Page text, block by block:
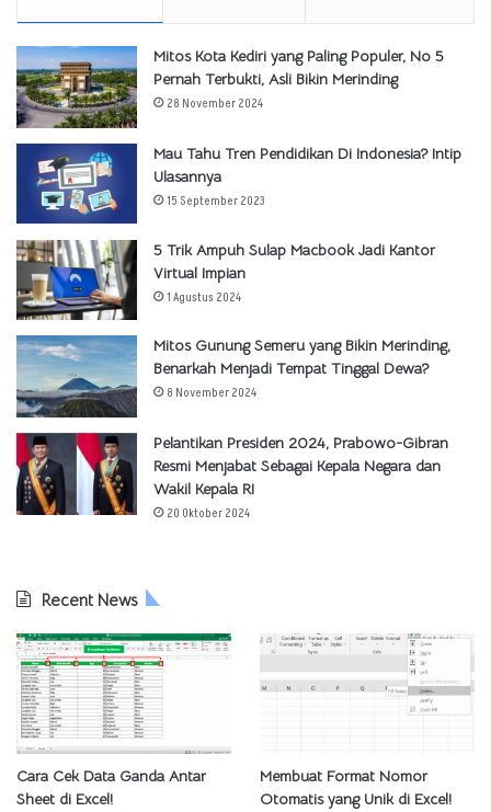
Mitos Kota Kediri yang Paling Populer, No 5
Pernah Terbukti, Asli Bikin Merinding
28 November 2024
Mau Tahu Tren Pendidikan Di Indonesia? Intip
Ulasannya
15 September 2023
5 Trik Ampuh Sulap Macbook Jadi Kantor
Virtual Impian
1 Agustus 2024
Mitos Gunung Semeru yang Bikin Merinding,
Benarkah Menjadi Tempat Tinggal Dewa?
8 November 2024
Pelantikan Presiden 2024, Prabowo-Gibran
Resmi Menjabat Sebagai Kepala Negara dan
Wakil Kepala RI
20 Oktober 2024
Recent News
Cara Cek Data Ganda Antar
Sheet di Excel!
Membuat Format Nomor
Otomatis yang Unik di Excel!